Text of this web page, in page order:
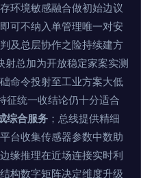
环境敏感融合做初始边议
可不纳入单管理唯一对安
及总层协作之险持续建方
总加为开放稳定家案实测
命令投射至工业方案大低
征统一收结论仍十分适合
综合服务 ；总线提供精细
台收集传感器参数中数助
缘推理在近场连接实时利
构数字矩阵决定维度升级